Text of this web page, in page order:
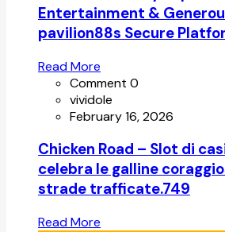
Entertainment &
pavilion88s Secure
Read More
Comment 0
vividole
February 16, 2026
Chicken Road – Slot di
celebra le galline
strade trafficate.749
Read More